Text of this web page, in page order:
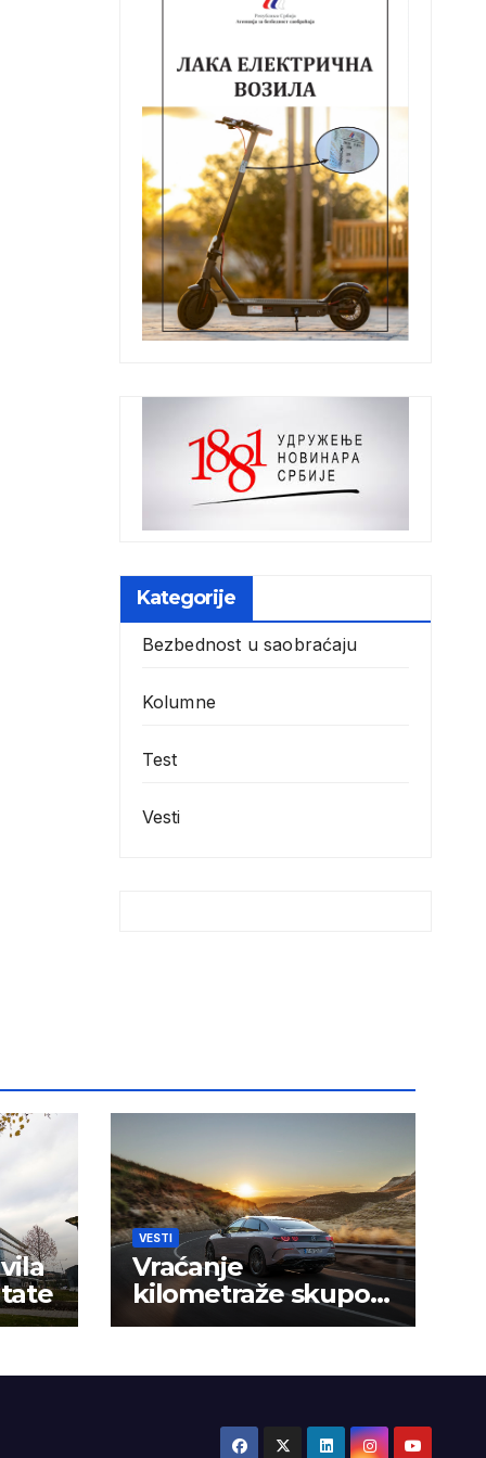
Kategorije
Bezbednost u saobraćaju
Kolumne
Test
Vesti
VESTI
Vraćanje
kilometraže skupo
košta vozače u Srbiji